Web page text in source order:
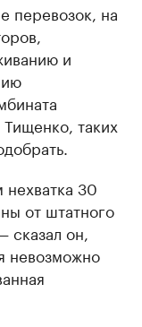
перевозок, на
и
таких
нехватка 30
от штатного
сказал он,
невозможно